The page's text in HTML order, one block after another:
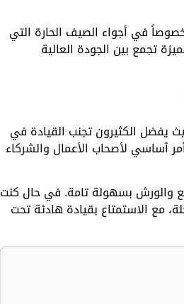
في أجواء الصيف الحارة التي
تجمع بين الجودة العالية
يفضل الكثيرون تجنب القيادة في
أساسي لأصحاب الأعمال والشركاء
والورش بسهولة تامة. في حال كنت
مع الاستمتاع بقيادة هادئة تحت